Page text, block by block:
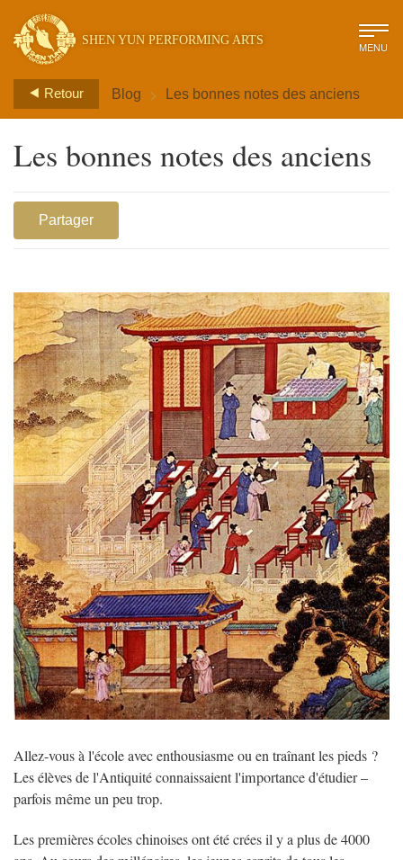
SHEN YUN PERFORMING ARTS MENU
Retour Blog > Les bonnes notes des anciens
Les bonnes notes des anciens
Partager
Allez-vous à l'école avec enthousiasme ou en traînant les pieds ?
Les élèves de l'Antiquité connaissaient l'importance d'étudier –
parfois même un peu trop.
Les premières écoles chinoises ont été crées il y a plus de 4000